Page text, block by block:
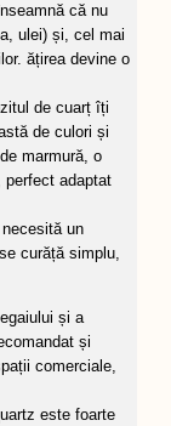
că nu
ulei) și, cel mai
ățirea devine o
de cuarț îți
de culori și
marmură, o
perfect adaptat
un
curăță simplu,
și a
și
comerciale,
este foarte